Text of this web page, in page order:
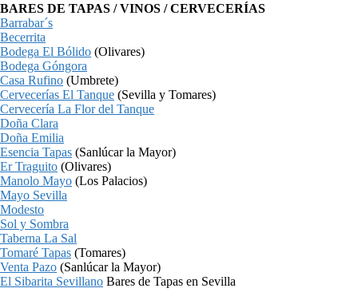
BARES DE TAPAS / VINOS / CERVECERÍAS
Barrabar´s
Becerrita
Bodega El Bólido (Olivares)
Bodega Góngora
Casa Rufino (Umbrete)
Cervecerías El Tanque (Sevilla y Tomares)
Cervecería La Flor del Tanque
Doña Clara
Doña Emilia
Esencia Tapas (Sanlúcar la Mayor)
Er Traguito (Olivares)
Manolo Mayo (Los Palacios)
Mayo Sevilla
Modesto
Sol y Sombra
Taberna La Sal
Tomaré Tapas (Tomares)
Venta Pazo (Sanlúcar la Mayor)
El Sibarita Sevillano Bares de Tapas en Sevilla